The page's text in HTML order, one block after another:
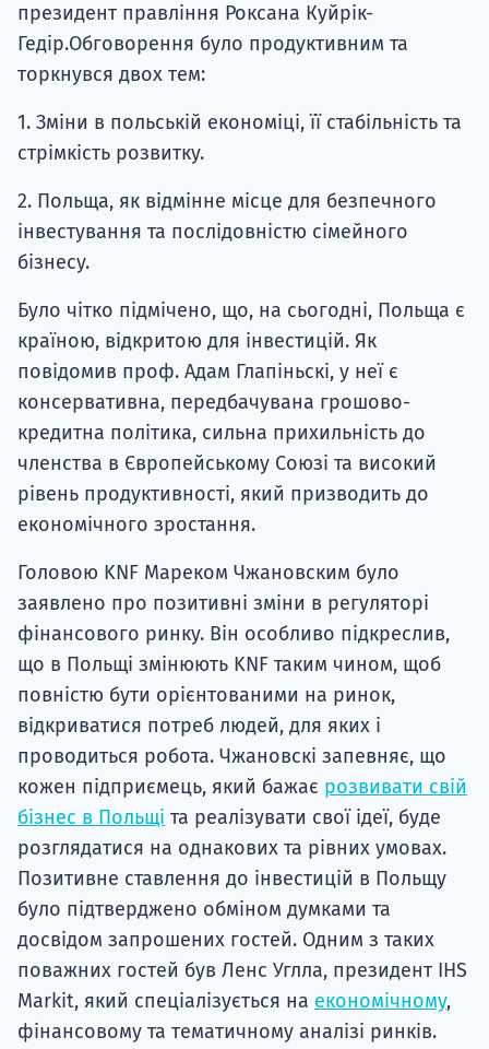
президент правління Роксана Куйрік-
Гедір.Обговорення було продуктивним та
торкнувся двох тем:
1. Зміни в польській економіці, її стабільність та
стрімкість розвитку.
2. Польща, як відмінне місце для безпечного
інвестування та послідовністю сімейного
бізнесу.
Було чітко підмічено, що, на сьогодні, Польща є
країною, відкритою для інвестицій. Як
повідомив проф. Адам Глапіньскі, у неї є
консервативна, передбачувана грошово-
кредитна політика, сильна прихильність до
членства в Європейському Союзі та високий
рівень продуктивності, який призводить до
економічного зростання.
Головою KNF Мареком Чжановским було
заявлено про позитивні зміни в регуляторі
фінансового ринку. Він особливо підкреслив,
що в Польщі змінюють KNF таким чином, щоб
повністю бути орієнтованими на ринок,
відкриватися потреб людей, для яких і
проводиться робота. Чжановскі запевняє, що
кожен підприємець, який бажає розвивати свій
бізнес в Польщі та реалізувати свої ідеї, буде
розглядатися на однакових та рівних умовах.
Позитивне ставлення до інвестицій в Польщу
було підтверджено обміном думками та
досвідом запрошених гостей. Одним з таких
поважних гостей був Ленс Углла, президент IHS
Markit, який спеціалізується на економічному,
фінансовому та тематичному аналізі ринків.